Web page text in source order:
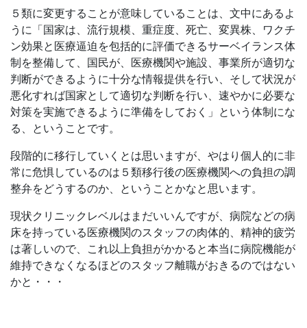
５類に変更することが意味していることは、文中にあるよ
うに「国家は、流行規模、重症度、死亡、変異株、ワクチ
ン効果と医療逼迫を包括的に評価できるサーベイランス体
制を整備して、国民が、医療機関や施設、事業所が適切な
判断ができるように十分な情報提供を行い、そして状況が
悪化すれば国家として適切な判断を行い、速やかに必要な
対策を実施できるように準備をしておく」という体制にな
る、ということです。
段階的に移行していくとは思いますが、やはり個人的に非
常に危惧しているのは５類移行後の医療機関への負担の調
整弁をどうするのか、ということかなと思います。
現状クリニックレベルはまだいいんですが、病院などの病
床を持っている医療機関のスタッフの肉体的、精神的疲労
は著しいので、これ以上負担がかかると本当に病院機能が
維持できなくなるほどのスタッフ離職がおきるのではない
かと・・・